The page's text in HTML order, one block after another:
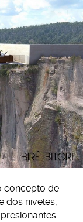
concepto de
dos niveles,